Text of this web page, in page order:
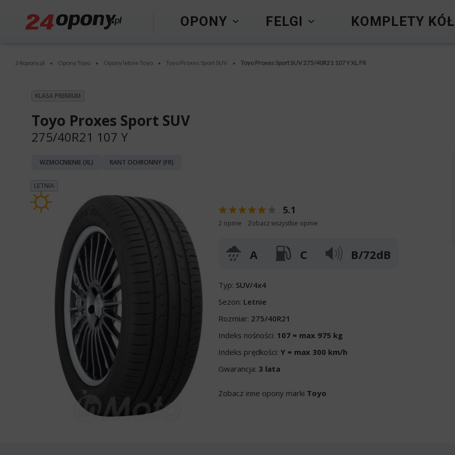
OPONY FELGI KOMPLETY KÓŁ
24opony.pl • Opony Toyo • Opony letnie Toyo • Toyo Proxes Sport SUV • Toyo Proxes Sport SUV 275/40R21 107 Y XL FR
KLASA PREMIUM
Toyo Proxes Sport SUV
275/40R21 107 Y
WZMOCNIENIE (XL) RANT OCHRONNY (FR)
LETNIA
5.1
2 opinie Zobacz wszystkie opinie
A C B/72dB
Typ: SUV/4x4
Sezon: Letnie
Rozmiar: 275/40R21
Indeks nośności: 107 = max 975 kg
Indeks prędkości: Y = max 300 km/h
Gwarancja: 3 lata
Zobacz inne opony marki Toyo